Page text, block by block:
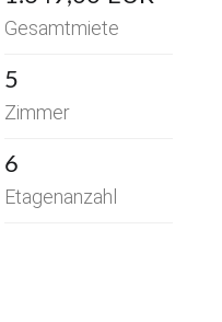
Gesamtmiete
5
Zimmer
6
Etagenanzahl